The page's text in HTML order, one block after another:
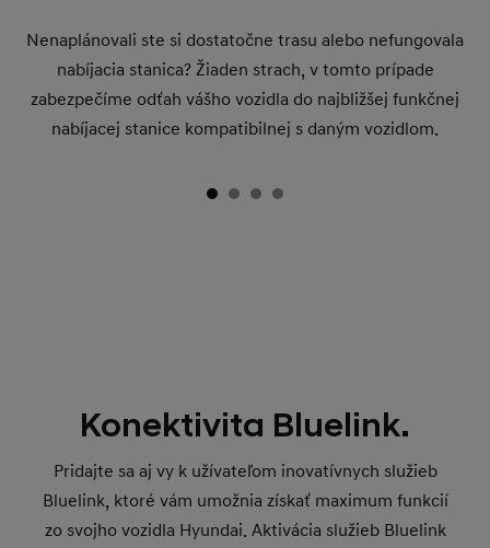
Nenaplánovali ste si dostatočne trasu alebo nefungovala
nabíjacia stanica? Žiaden strach, v tomto prípade
zabezpečíme odťah vášho vozidla do najbližšej funkčnej
nabíjacej stanice kompatibilnej s daným vozidlom.
Konektivita Bluelink.
Pridajte sa aj vy k užívateľom inovatívnych služieb
Bluelink, ktoré vám umožnia získať maximum funkcií
zo svojho vozidla Hyundai. Aktivácia služieb Bluelink